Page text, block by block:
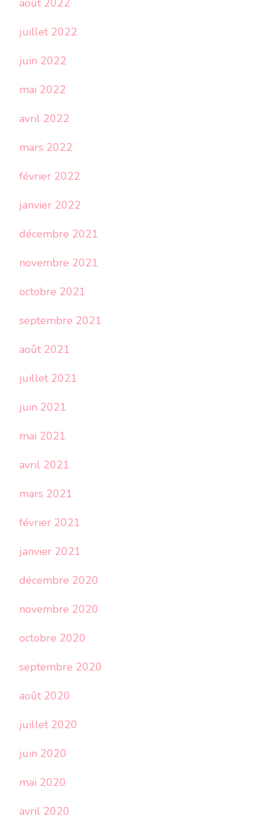
août 2022
juillet 2022
juin 2022
mai 2022
avril 2022
mars 2022
février 2022
janvier 2022
décembre 2021
novembre 2021
octobre 2021
septembre 2021
août 2021
juillet 2021
juin 2021
mai 2021
avril 2021
mars 2021
février 2021
janvier 2021
décembre 2020
novembre 2020
octobre 2020
septembre 2020
août 2020
juillet 2020
juin 2020
mai 2020
avril 2020